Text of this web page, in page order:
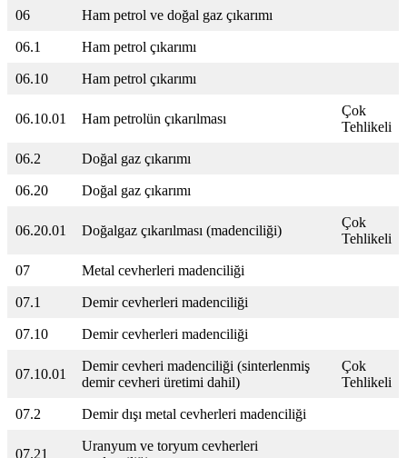
06 Ham petrol ve doğal gaz çıkarımı
06.1 Ham petrol çıkarımı
06.10 Ham petrol çıkarımı
06.10.01 Ham petrolün çıkarılması
Çok
Tehlikeli
06.2 Doğal gaz çıkarımı
06.20 Doğal gaz çıkarımı
06.20.01 Doğalgaz çıkarılması (madenciliği)
Çok
Tehlikeli
07 Metal cevherleri madenciliği
07.1 Demir cevherleri madenciliği
07.10 Demir cevherleri madenciliği
07.10.01
Demir cevheri madenciliği (sinterlenmiş
demir cevheri üretimi dahil)
Çok
Tehlikeli
07.2 Demir dışı metal cevherleri madenciliği
07.21
Uranyum ve toryum cevherleri